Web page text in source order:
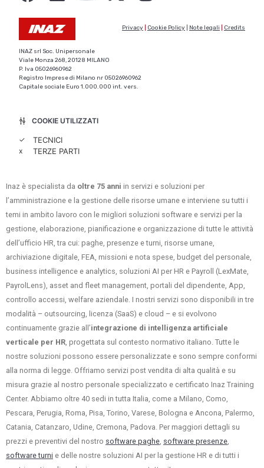
Privacy Cookie Policy Note legali Credits
INAZ srl Soc. Unipersonale
Viale Monza 268, 20128 MILANO
P. Iva 05026960962
Registro Imprese di Milano nr 05026960962
Capitale sociale Euro 1.000.000 int. vers.
COOKIE UTILIZZATI
✓ TECNICI
x TERZE PARTI
Inaz è specialista da oltre 75 anni in servizi e soluzioni per
l’amministrazione e la gestione delle risorse umane e interviene su tutti i
temi in ambito lavoro con le migliori soluzioni software e servizi per la
gestione, elaborazione, pianificazione e organizzazione di tutte le attività
dell’ufficio HR, tra cui: paghe, presenze e turni, risorse umane,
archiviazione digitale, FEA, missioni e nota spese, budget del personale,
business intelligence e analytics, soluzioni AI per HR e Payroll (LexMate,
PayrolLens), asset and fleet management, portali del dipendente, App,
controllo accessi, welfare aziendale. I nostri servizi sono disponibili in tre
modalità – outsourcing, licenza (SaaS) e cloud – e si evolvono
continuamente grazie all’integrazione di intelligenza artificiale
verticale per HR , progettata sul contesto normativo italiano. Tutte le
nostre soluzioni possono essere personalizzate e sono sempre conformi
alla norma di legge. Offriamo servizi post vendita di alta qualità e su
misura grazie al nostro personale specializzato e certificato Inaz Training
Center. Abbiamo oltre 40 sedi in tutta Italia, come a Milano, Como,
Pescara, Perugia, Roma, Pisa, Torino, Varese, Bologna e Ancona, Palermo,
Catania, Catanzaro, Udine, Cremona, Padova. Per maggiori dettagli su
prezzi e preventivi del nostro software paghe software presenze
software turni e delle nostre soluzioni AI per la gestione HR e di tutti i